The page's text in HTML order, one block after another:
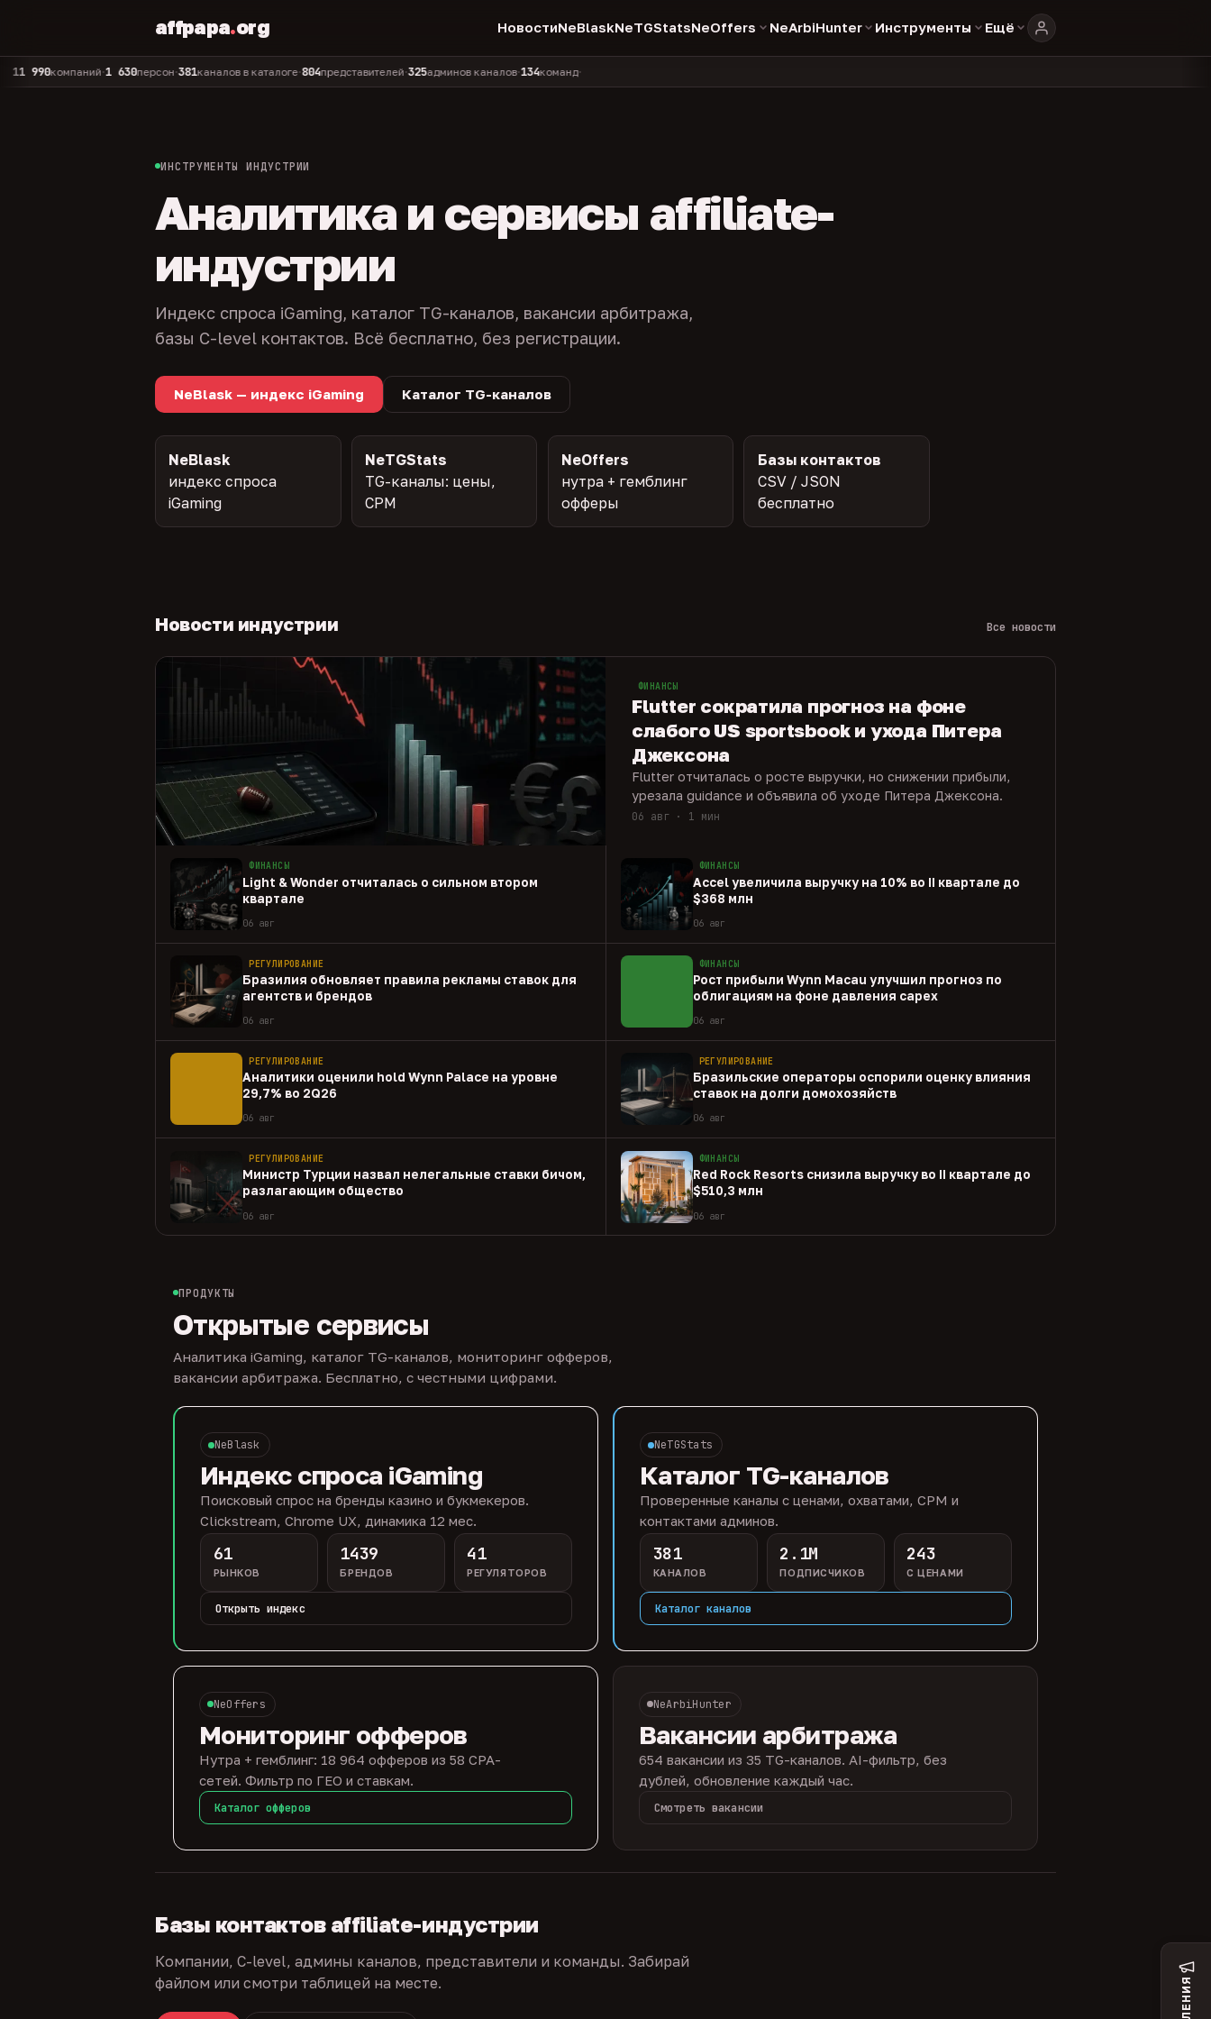
affpapa.org НовостиNeBlaskNeTGStatsNeOffers NeArbiHunter Инструменты Ещё
компаний•1 630персон•381каналов в каталоге•804представителей•325админов каналов•134команд• 11 990
ИНСТРУМЕНТЫ ИНДУСТРИИ
Аналитика и сервисы affiliate-
индустрии
Индекс спроса iGaming, каталог TG-каналов, вакансии арбитража,
базы C-level контактов. Всё бесплатно, без регистрации.
NeBlask — индекс iGaming Каталог TG-каналов
NeBlask
индекс спроса
iGaming
NeTGStats
TG-каналы: цены,
CPM
NeOffers
нутра + гемблинг
офферы
Базы контактов
CSV / JSON
бесплатно
Новости индустрии Все новости
ФИНАНСЫ
Flutter сократила прогноз на фоне
слабого US sportsbook и ухода Питера
Джексона
Flutter отчиталась о росте выручки, но снижении прибыли,
урезала guidance и объявила об уходе Питера Джексона.
06 авг · 1 мин
ФИНАНСЫ
Light & Wonder отчиталась о сильном втором
квартале
06 авг
ФИНАНСЫ
Accel увеличила выручку на 10% во II квартале до
$368 млн
06 авг
РЕГУЛИРОВАНИЕ
Бразилия обновляет правила рекламы ставок для
агентств и брендов
06 авг
ФИНАНСЫ
Рост прибыли Wynn Macau улучшил прогноз по
облигациям на фоне давления capex
06 авг
РЕГУЛИРОВАНИЕ
Аналитики оценили hold Wynn Palace на уровне
29,7% во 2Q26
06 авг
РЕГУЛИРОВАНИЕ
Бразильские операторы оспорили оценку влияния
ставок на долги домохозяйств
06 авг
РЕГУЛИРОВАНИЕ
Министр Турции назвал нелегальные ставки бичом,
разлагающим общество
06 авг
ФИНАНСЫ
Red Rock Resorts снизила выручку во II квартале до
$510,3 млн
06 авг
ПРОДУКТЫ
Открытые сервисы
Аналитика iGaming, каталог TG-каналов, мониторинг офферов,
вакансии арбитража. Бесплатно, с честными цифрами.
NeBlask
Индекс спроса iGaming
Поисковый спрос на бренды казино и букмекеров.
Clickstream, Chrome UX, динамика 12 мес.
61
РЫНКОВ
1439
БРЕНДОВ
41
РЕГУЛЯТОРОВ
Открыть индекс
NeTGStats
Каталог TG-каналов
Проверенные каналы с ценами, охватами, CPM и
контактами админов.
381
КАНАЛОВ
2.1M
ПОДПИСЧИКОВ
243
С ЦЕНАМИ
Каталог каналов
NeOffers
Мониторинг офферов
Нутра + гемблинг: 18 964 офферов из 58 CPA-
сетей. Фильтр по ГЕО и ставкам.
Каталог офферов
NeArbiHunter
Вакансии арбитража
654 вакансии из 35 TG-каналов. AI-фильтр, без
дублей, обновление каждый час.
Смотреть вакансии
Базы контактов affiliate-индустрии
Компании, C-level, админы каналов, представители и команды. Забирай
файлом или смотри таблицей на месте.